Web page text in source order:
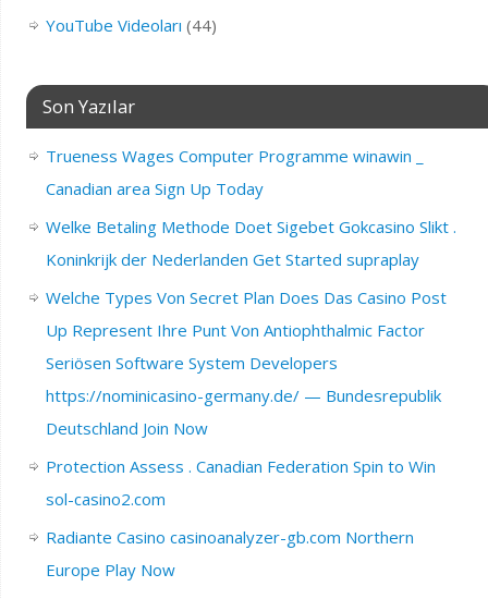
YouTube Videoları (44)
Son Yazılar
Trueness Wages Computer Programme winawin _
Canadian area Sign Up Today
Welke Betaling Methode Doet Sigebet Gokcasino Slikt .
Koninkrijk der Nederlanden Get Started supraplay
Welche Types Von Secret Plan Does Das Casino Post
Up Represent Ihre Punt Von Antiophthalmic Factor
Seriösen Software System Developers
https://nominicasino-germany.de/ — Bundesrepublik
Deutschland Join Now
Protection Assess . Canadian Federation Spin to Win
sol-casino2.com
Radiante Casino casinoanalyzer-gb.com Northern
Europe Play Now